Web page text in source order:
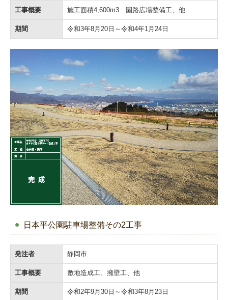
工事概要 施工面積4,600m3 園路広場整備工、他
期間 令和3年8月20日～令和4年1月24日
日本平公園駐車場整備その2工事
発注者 静岡市
工事概要 敷地造成工、擁壁工、他
期間 令和2年9月30日～令和3年8月23日